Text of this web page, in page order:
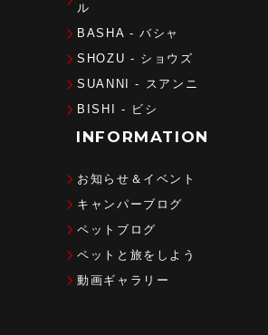
ル
BASHA - バシャ
SHOZU - ショウズ
SUANNI - スアンニ
BISHI - ビシ
INFORMATION
お知らせ＆イベント
キャンパーブログ
ペットブログ
ペットと旅をしよう
動画ギャラリー